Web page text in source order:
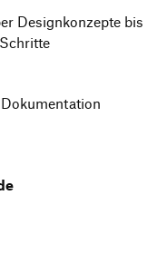
Designkonzepte bis